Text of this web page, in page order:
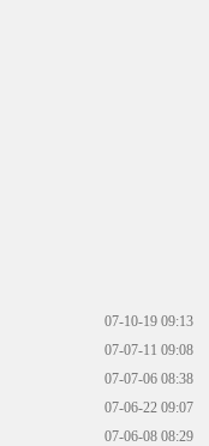
07-10-19 09:13
07-07-11 09:08
07-07-06 08:38
07-06-22 09:07
07-06-08 08:29